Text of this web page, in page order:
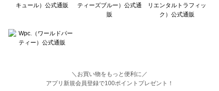
＼お買い物をもっと便利に／
アプリ新規会員登録で100ポイントプレゼント！